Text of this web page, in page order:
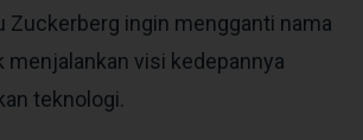
Zuckerberg ingin mengganti nama
menjalankan visi kedepannya
teknologi.